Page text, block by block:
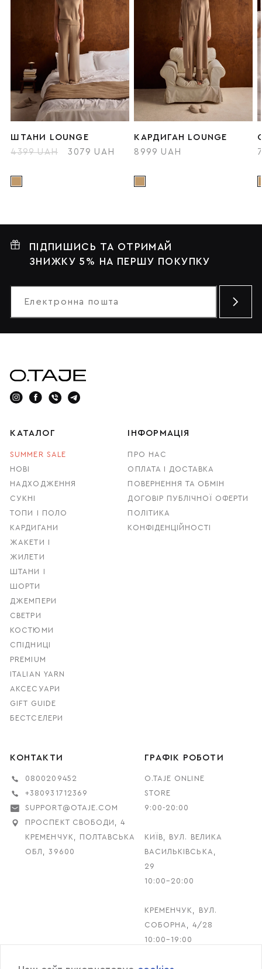
ШТАНИ LOUNGE
4399 UAH
3079 UAH
КАРДИГАН LOUNGE
8999 UAH
ПІДПИШИСЬ ТА ОТРИМАЙ
ЗНИЖКУ 5% НА ПЕРШУ ПОКУПКУ
КАТАЛОГ
SUMMER SALE
НОВІ
НАДХОДЖЕННЯ
СУКНІ
ТОПИ І ПОЛО
КАРДИГАНИ
ЖАКЕТИ І
ЖИЛЕТИ
ШТАНИ І
ШОРТИ
ДЖЕМПЕРИ
СВЕТРИ
КОСТЮМИ
СПІДНИЦІ
PREMIUM
ITALIAN YARN
АКСЕСУАРИ
GIFT GUIDE
БЕСТСЕЛЕРИ
ІНФОРМАЦІЯ
ПРО НАС
ОПЛАТА І ДОСТАВКА
ПОВЕРНЕННЯ ТА ОБМІН
ДОГОВІР ПУБЛІЧНОЇ ОФЕРТИ
ПОЛІТИКА
КОНФІДЕНЦІЙНОСТІ
КОНТАКТИ
0800209452
+380931712369
SUPPORT@OTAJE.COM
ПРОСПЕКТ СВОБОДИ, 4
КРЕМЕНЧУК, ПОЛТАВСЬКА
ОБЛ, 39600
ГРАФІК РОБОТИ
O.TAJE ONLINE
STORE
9:00-20:00
КИЇВ, ВУЛ. ВЕЛИКА
ВАСИЛЬКІВСЬКА,
29
10:00–20:00
КРЕМЕНЧУК, ВУЛ.
СОБОРНА, 4/28
10:00–19:00